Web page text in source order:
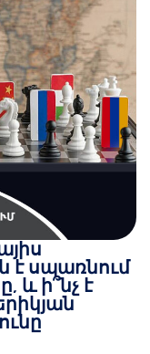
է սպառնում
և ի՞նչ է